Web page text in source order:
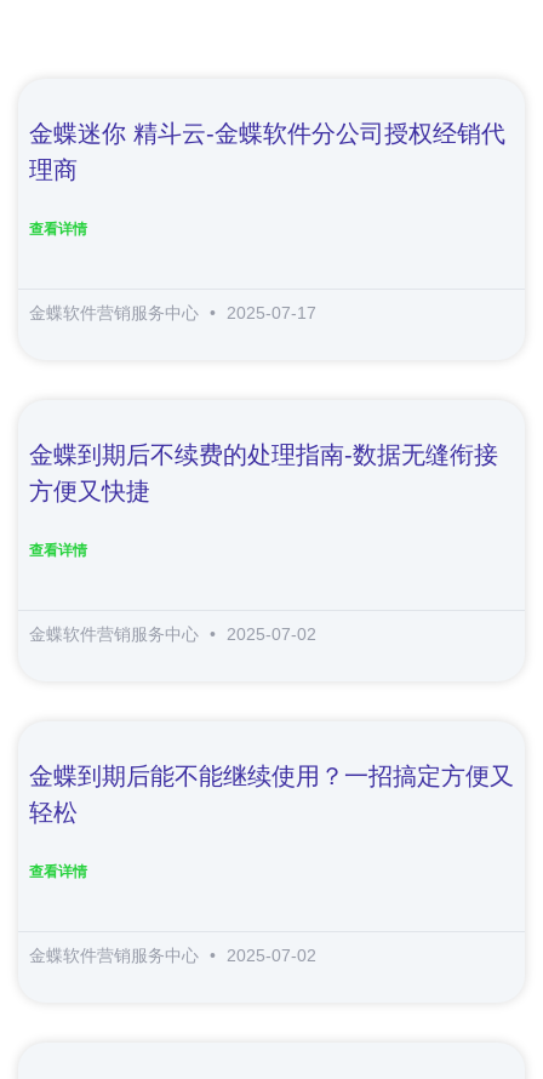
金蝶迷你 精斗云-金蝶软件分公司授权经销代
理商
查看详情
金蝶软件营销服务中心 2025-07-17
金蝶到期后不续费的处理指南-数据无缝衔接
方便又快捷
查看详情
金蝶软件营销服务中心 2025-07-02
金蝶到期后能不能继续使用？一招搞定方便又
轻松
查看详情
金蝶软件营销服务中心 2025-07-02